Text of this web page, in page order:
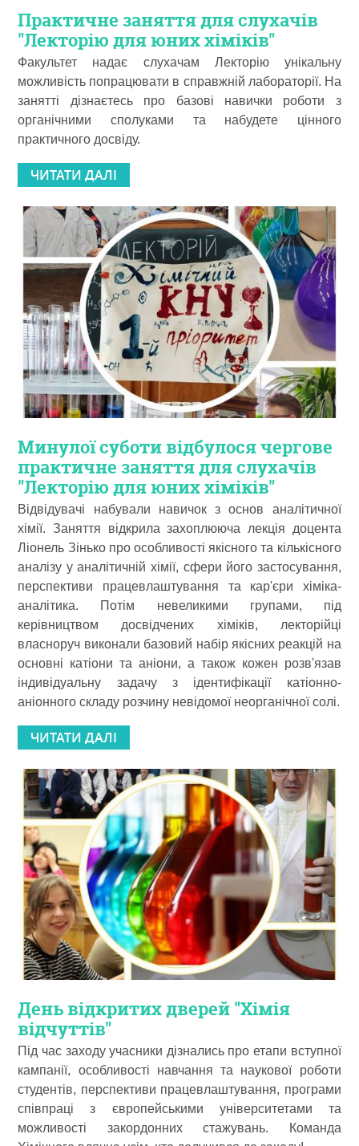
Практичне заняття для слухачів
"Лекторію для юних хіміків"
Факультет надає слухачам Лекторію унікальну
можливість попрацювати в справжній лабораторії. На
занятті дізнаєтесь про базові навички роботи з
органічними сполуками та набудете цінного
практичного досвіду.
ЧИТАТИ ДАЛІ
Минулої суботи відбулося чергове
практичне заняття для слухачів
"Лекторію для юних хіміків"
Відвідувачі набували навичок з основ аналітичної
хімії. Заняття відкрила захоплююча лекція доцента
Ліонель Зінько про особливості якісного та кількісного
аналізу у аналітичній хімії, сфери його застосування,
перспективи працевлаштування та кар'єри хіміка-
аналітика. Потім невеликими групами, під
керівництвом досвідчених хіміків, лекторійці
власноруч виконали базовий набір якісних реакцій на
основні катіони та аніони, а також кожен розв'язав
індивідуальну задачу з ідентифікації катіонно-
аніонного складу розчину невідомої неорганічної солі.
ЧИТАТИ ДАЛІ
День відкритих дверей "Хімія
відчуттів"
Під час заходу учасники дізнались про етапи вступної
кампанії, особливості навчання та наукової роботи
студентів, перспективи працевлаштування, програми
співпраці з європейськими університетами та
можливості закордонних стажувань. Команда